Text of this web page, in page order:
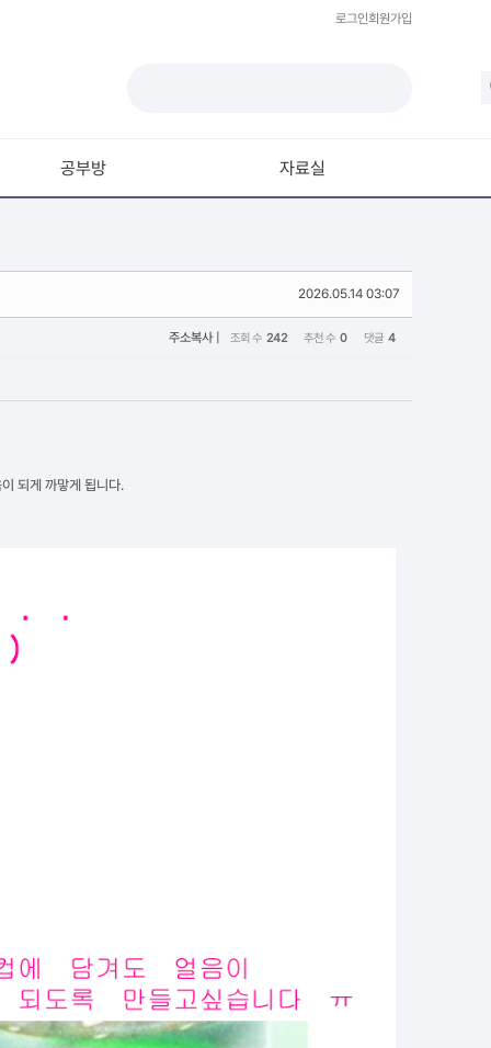
로그인회원가입
공부방 자료실
모션 / 모그라프
라이팅 / 렌더링
2026.05.14 03:07
주소복사| 조회 수 242 추천 수 0 댓글 4
되게 까맣게 됩니다.